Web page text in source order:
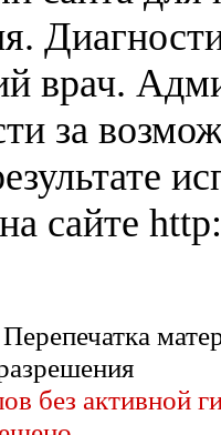
врач.
за
сайте
без активной